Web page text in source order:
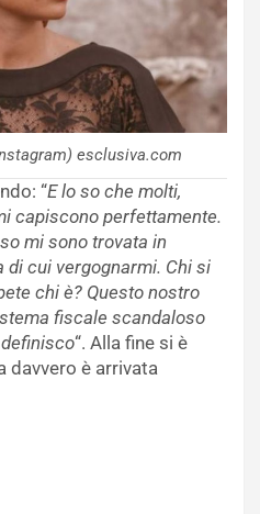
esclusiva.com
“E lo so che molti,
capiscono perfettamente.
mi sono trovata in
di cui vergognarmi. Chi si
chi è? Questo nostro
fiscale scandaloso
“. Alla fine si è
davvero è arrivata